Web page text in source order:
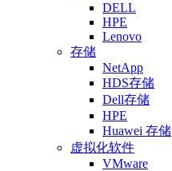
DELL
HPE
Lenovo
存储
NetApp
HDS存储
Dell存储
HPE
Huawei 存储
虚拟化软件
VMware